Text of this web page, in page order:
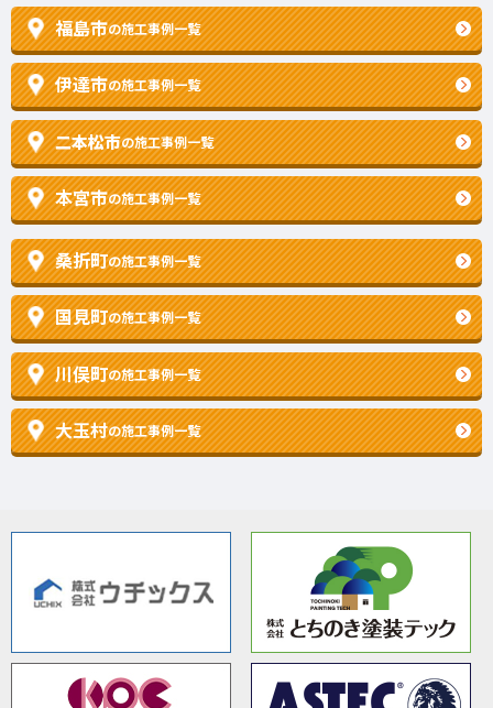
福島市の施工事例一覧
伊達市の施工事例一覧
二本松市の施工事例一覧
本宮市の施工事例一覧
桑折町の施工事例一覧
国見町の施工事例一覧
川俣町の施工事例一覧
大玉村の施工事例一覧